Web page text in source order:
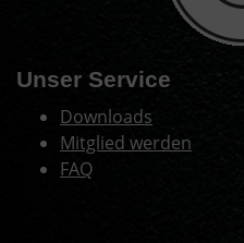
Unser Service
Downloads
Mitglied werden
FAQ